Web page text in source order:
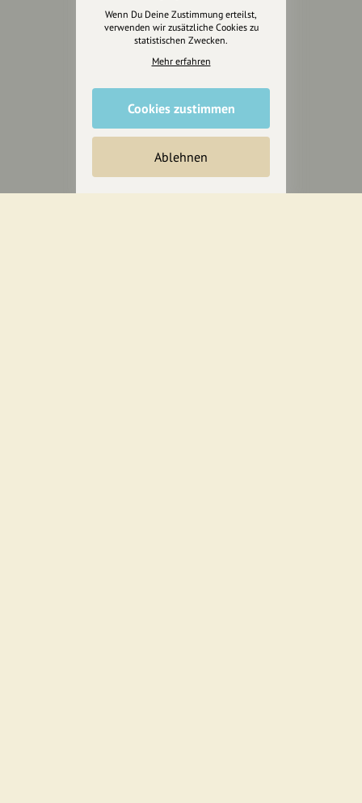
hey.bayern ist ein Projekt von
uns für unsere Region und
für alle, die uns besuchen
Inhalte vorschlagen
Wenn Du Deine Zustimmung erteilst,
verwenden wir zusätzliche Cookies zu
statistischen Zwecken.
Mehr erfahren
Cookies zustimmen
Ablehnen